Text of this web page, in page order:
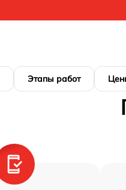
Этапы работ